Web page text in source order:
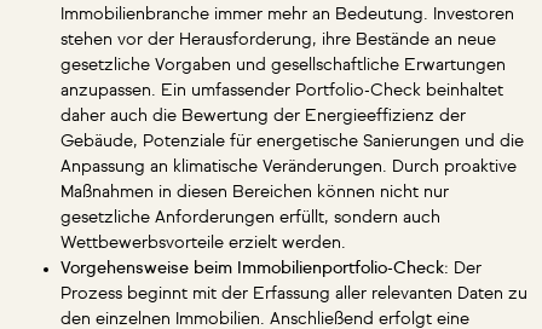
Immobilienbranche immer mehr an Bedeutung. Investoren
stehen vor der Herausforderung, ihre Bestände an neue
gesetzliche Vorgaben und gesellschaftliche Erwartungen
anzupassen. Ein umfassender Portfolio-Check beinhaltet
daher auch die Bewertung der Energieeffizienz der
Gebäude, Potenziale für energetische Sanierungen und die
Anpassung an klimatische Veränderungen. Durch proaktive
Maßnahmen in diesen Bereichen können nicht nur
gesetzliche Anforderungen erfüllt, sondern auch
Wettbewerbsvorteile erzielt werden.
Vorgehensweise beim Immobilienportfolio-Check: Der
Prozess beginnt mit der Erfassung aller relevanten Daten zu
den einzelnen Immobilien. Anschließend erfolgt eine